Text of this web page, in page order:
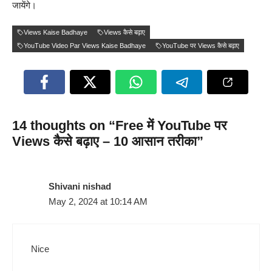
जायेंगे।
Views Kaise Badhaye
Views कैसे बढ़ाए
YouTube Video Par Views Kaise Badhaye
YouTube पर Views कैसे बढ़ाए
14 thoughts on “Free में YouTube पर
Views कैसे बढ़ाए – 10 आसान तरीका”
Shivani nishad
May 2, 2024 at 10:14 AM
Nice